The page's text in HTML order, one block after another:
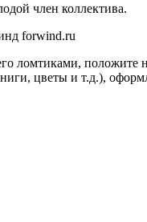
член коллектива.
forwind.ru
ломтиками, положите
цветы и т.д.),